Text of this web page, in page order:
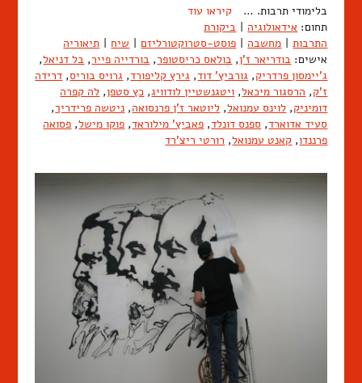
בלימודי תרבות. … קיראו עוד
תחום: אידאולוגיה
ביקורת
התרבות
מחשבה פוסט-סטרוקטורליזם שיח
תיאוריה
אישים: בודריאר ז'ן, בולאס כריסטופר, בורדייה פייר, בל דניאל,
ג'יימסון פרדריק, גורביץ' דוד, גירץ קליפורד, גרויס בוריס, דרידה
ז'ק, הרסגור מיכאל, ויטגנשטיין לודוויג, כץ סטפן, לה קפרה
דומיניק, לוינס עמנואל, ליוטאר ז'ן פרנסואה, ניטשה פרידריך,
סעיד אדוארד, ספנס דונלד, פאביץ' מילוראד, פוקו מישל, פסואה
פרננדו, קאנט עמנואל, רורטי ריצ'רד